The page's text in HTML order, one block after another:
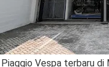
Vespa terbaru